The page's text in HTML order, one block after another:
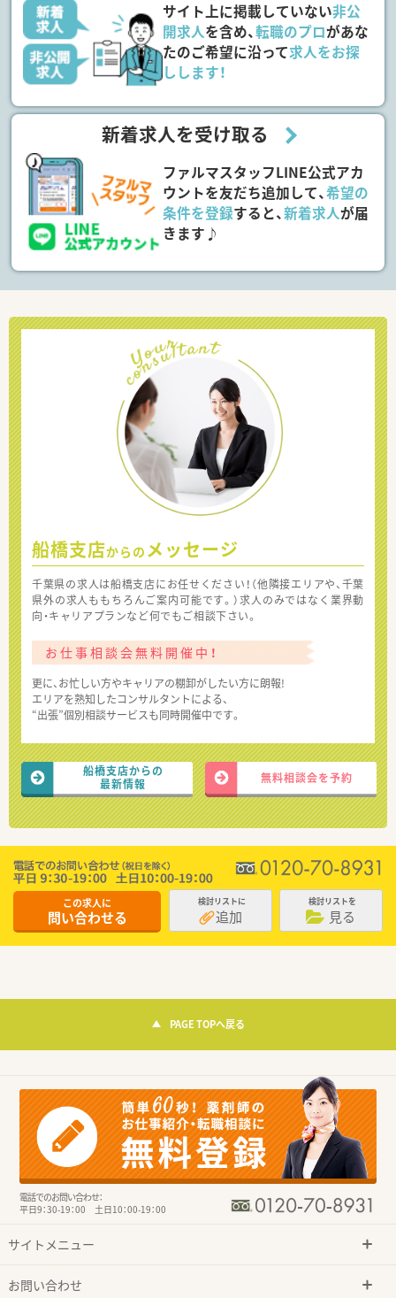
サイト上に掲載していない非公
開求人を含め、転職のプロがあな
たのご希望に沿って求人をお探
しします！
新着求人を受け取る
ファルマスタッフLINE公式アカ
ウントを友だち追加して、希望の
条件を登録すると、新着求人が届
きます♪
船橋支店からの メッセージ
千葉県の求人は船橋支店にお任せください！（他隣接エリアや、千葉
県外の求人ももちろんご案内可能です。）求人のみではなく業界動
向・キャリアプランなど何でもご相談下さい。
お仕事相談会無料開催中！
更に、お忙しい方やキャリアの棚卸がしたい方に朗報!
エリアを熟知したコンサルタントによる、
“出張”個別相談サービスも同時開催中です。
船橋支店からの
最新情報
無料相談会を予約
この求人に
問い合わせる
検討リストに
追加
検討リストを
見る
PAGE TOPへ戻る
電話でのお問い合わせ：
平日9：30-19：00 土日10：00-19：00
サイトメニュー
お問い合わせ